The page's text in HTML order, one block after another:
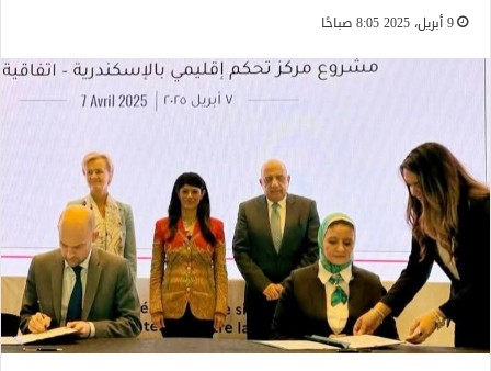
9 أبريل، 2025 8:05 صباحًا